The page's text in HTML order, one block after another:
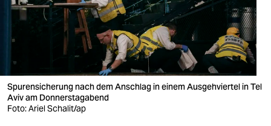
wahrheit
verlag
verlag
veranstaltungen
shop
Spurensicherung nach dem Anschlag in einem Ausgehviertel in Tel
Aviv am Donnerstagabend
Foto: Ariel Schalit/ap